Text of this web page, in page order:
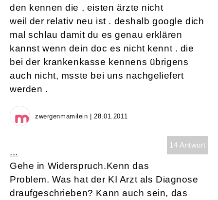
den kennen die , eisten ärzte nicht
weil der relativ neu ist . deshalb google dich
mal schlau damit du es genau erklären
kannst wenn dein doc es nicht kennt . die
bei der krankenkasse kennens übrigens
auch nicht, msste bei uns nachgeliefert
werden .
zwergenmamilein | 28.01.2011
14 Antwort
...
Gehe in Widerspruch.Kenn das
Problem. Was hat der KI Arzt als Diagnose
draufgeschrieben? Kann auch sein, das